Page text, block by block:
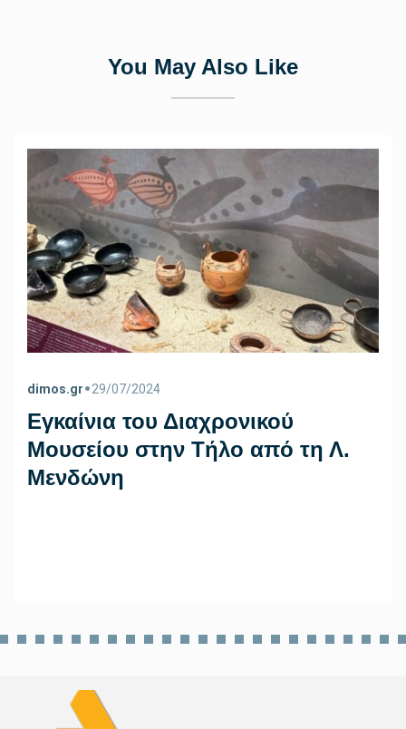
You May Also Like
dimos.gr•29/07/2024
Εγκαίνια του Διαχρονικού
Μουσείου στην Τήλο από τη Λ.
Μενδώνη